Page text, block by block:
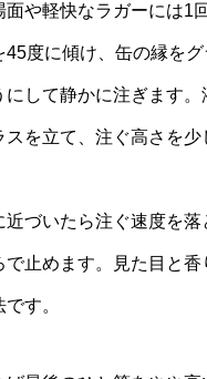
面や軽快なラガーには1
45度に傾け、缶の縁を
にして静かに注ぎます。
スを立て、注ぐ高さを
近づいたら注ぐ速度を落
で止めます。見た目と香
す。